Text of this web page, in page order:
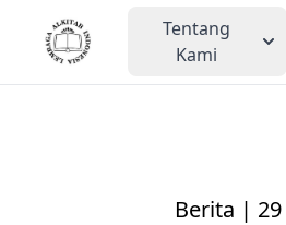
Tentang
Kami
Berita |